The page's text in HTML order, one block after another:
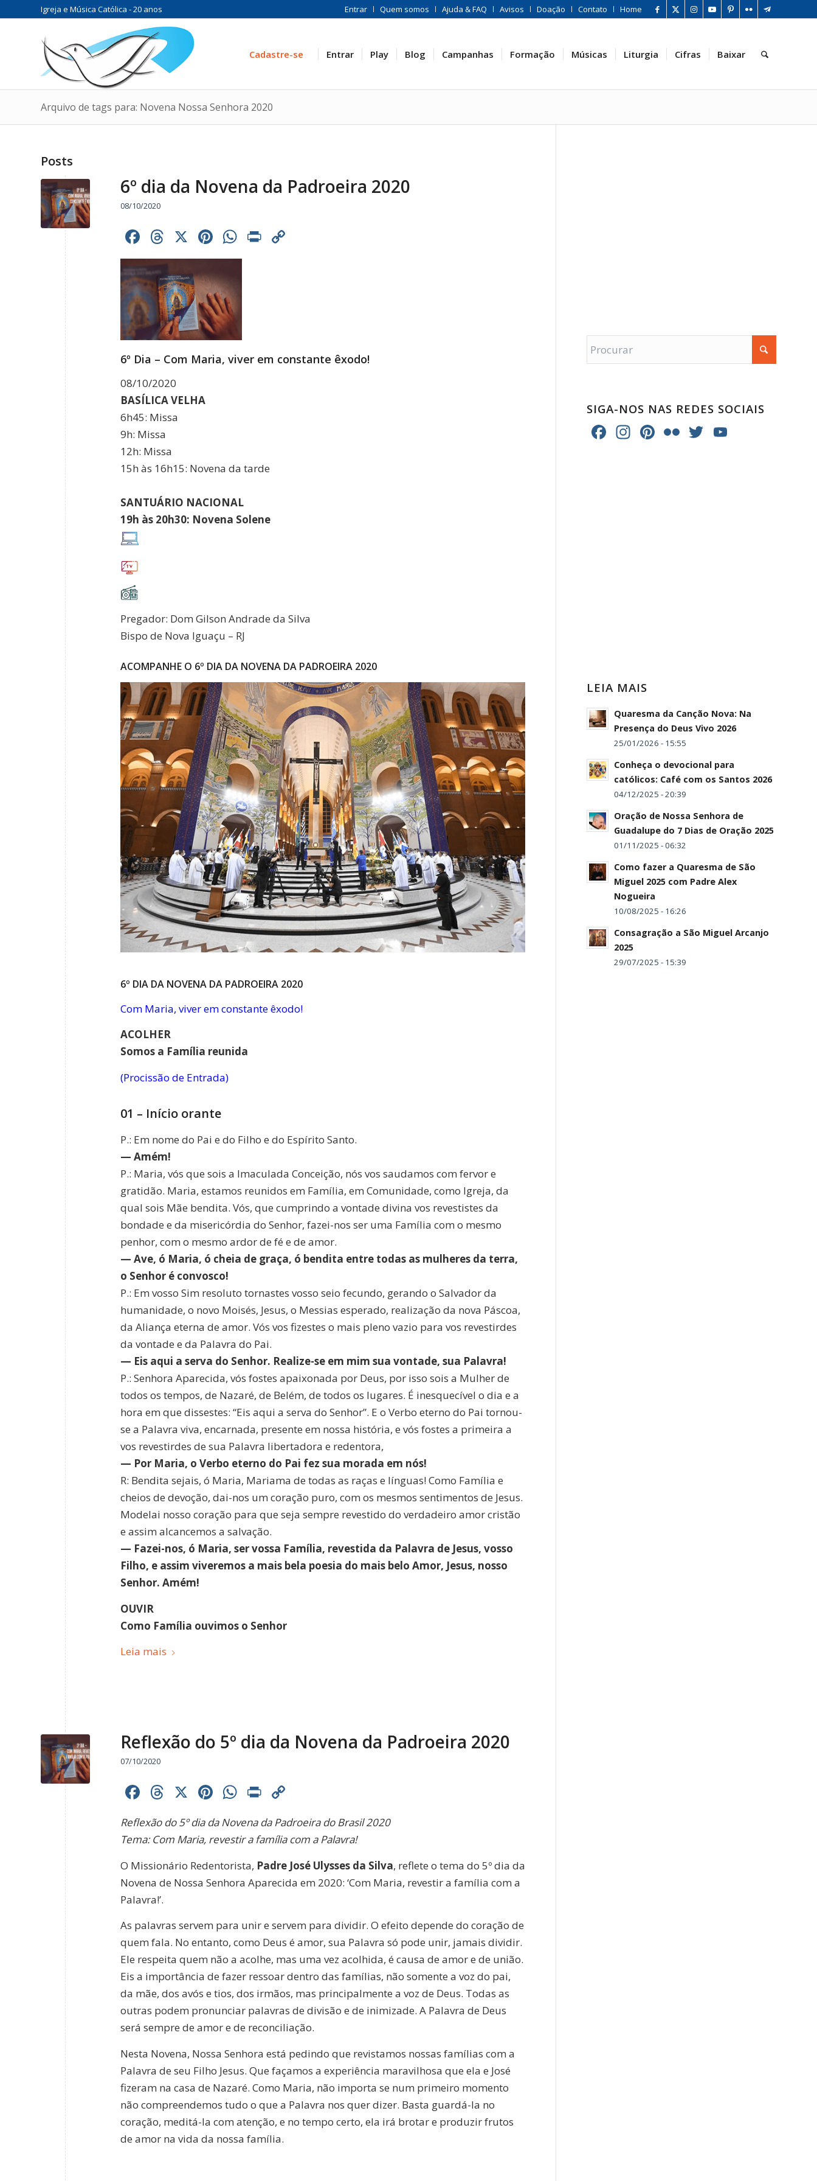
Entrar Quem somos Ajuda & FAQ Avisos Doação Contato Home
Igreja e Música Católica - 20 anos
Cadastre-se Entrar Play Blog Campanhas Formação Músicas Liturgia Cifras Baixar
Arquivo de tags para: Novena Nossa Senhora 2020
Posts
6º dia da Novena da Padroeira 2020
08/10/2020
Facebook
Threads
X Pinterest
WhatsApp
Print
6º Dia – Com Maria, viver em constante êxodo!
08/10/2020
BASÍLICA VELHA
6h45: Missa
9h: Missa
12h: Missa
15h às 16h15: Novena da tarde
SANTUÁRIO NACIONAL
19h às 20h30: Novena Solene
Pregador: Dom Gilson Andrade da Silva
Bispo de Nova Iguaçu – RJ
ACOMPANHE O 6º DIA DA NOVENA DA PADROEIRA 2020
6º DIA DA NOVENA DA PADROEIRA 2020
Com Maria, viver em constante êxodo!
ACOLHER
Somos a Família reunida
(Procissão de Entrada)
01 – Início orante
P.: Em nome do Pai e do Filho e do Espírito Santo.
— Amém!
P.: Maria, vós que sois a Imaculada Conceição, nós vos saudamos com fervor e
gratidão. Maria, estamos reunidos em Família, em Comunidade, como Igreja, da
qual sois Mãe bendita. Vós, que cumprindo a vontade divina vos revestistes da
bondade e da misericórdia do Senhor, fazei-nos ser uma Família com o mesmo
penhor, com o mesmo ardor de fé e de amor.
— Ave, ó Maria, ó cheia de graça, ó bendita entre todas as mulheres da terra,
o Senhor é convosco!
P.: Em vosso Sim resoluto tornastes vosso seio fecundo, gerando o Salvador da
humanidade, o novo Moisés, Jesus, o Messias esperado, realização da nova Páscoa,
da Aliança eterna de amor. Vós vos fizestes o mais pleno vazio para vos revestirdes
da vontade e da Palavra do Pai.
— Eis aqui a serva do Senhor. Realize-se em mim sua vontade, sua Palavra!
P.: Senhora Aparecida, vós fostes apaixonada por Deus, por isso sois a Mulher de
todos os tempos, de Nazaré, de Belém, de todos os lugares. É inesquecível o dia e a
hora em que dissestes: “Eis aqui a serva do Senhor”. E o Verbo eterno do Pai tornou-
se a Palavra viva, encarnada, presente em nossa história, e vós fostes a primeira a
vos revestirdes de sua Palavra libertadora e redentora,
— Por Maria, o Verbo eterno do Pai fez sua morada em nós!
R: Bendita sejais, ó Maria, Mariama de todas as raças e línguas! Como Família e
cheios de devoção, dai-nos um coração puro, com os mesmos sentimentos de Jesus.
Modelai nosso coração para que seja sempre revestido do verdadeiro amor cristão
e assim alcancemos a salvação.
— Fazei-nos, ó Maria, ser vossa Família, revestida da Palavra de Jesus, vosso
Filho, e assim viveremos a mais bela poesia do mais belo Amor, Jesus, nosso
Senhor. Amém!
OUVIR
Como Família ouvimos o Senhor
Leia mais
Reflexão do 5º dia da Novena da Padroeira 2020
07/10/2020
Facebook
Threads
X Pinterest
WhatsApp
Print
Link
Reflexão do 5º dia da Novena da Padroeira do Brasil 2020
Tema: Com Maria, revestir a família com a Palavra!
O Missionário Redentorista, Padre José Ulysses da Silva, reflete o tema do 5º dia da
Novena de Nossa Senhora Aparecida em 2020: ‘Com Maria, revestir a família com a
Palavra!’.
As palavras servem para unir e servem para dividir. O efeito depende do coração de
quem fala. No entanto, como Deus é amor, sua Palavra só pode unir, jamais dividir.
Ele respeita quem não a acolhe, mas uma vez acolhida, é causa de amor e de união.
Eis a importância de fazer ressoar dentro das famílias, não somente a voz do pai,
da mãe, dos avós e tios, dos irmãos, mas principalmente a voz de Deus. Todas as
outras podem pronunciar palavras de divisão e de inimizade. A Palavra de Deus
será sempre de amor e de reconciliação.
Nesta Novena, Nossa Senhora está pedindo que revistamos nossas famílias com a
Palavra de seu Filho Jesus. Que façamos a experiência maravilhosa que ela e José
fizeram na casa de Nazaré. Como Maria, não importa se num primeiro momento
não compreendemos tudo o que a Palavra nos quer dizer. Basta guardá-la no
coração, meditá-la com atenção, e no tempo certo, ela irá brotar e produzir frutos
de amor na vida da nossa família.
SIGA-NOS NAS REDES SOCIAIS
Facebook
Instagram
Pinterest
FlickrTwitter
LEIA MAIS
Quaresma da Canção Nova: Na
Presença do Deus Vivo 2026
25/01/2026 - 15:55
Conheça o devocional para
católicos: Café com os Santos 2026
04/12/2025 - 20:39
Oração de Nossa Senhora de
Guadalupe do 7 Dias de Oração 2025
01/11/2025 - 06:32
Como fazer a Quaresma de São
Miguel 2025 com Padre Alex
Nogueira
10/08/2025 - 16:26
Consagração a São Miguel Arcanjo
2025
29/07/2025 - 15:39